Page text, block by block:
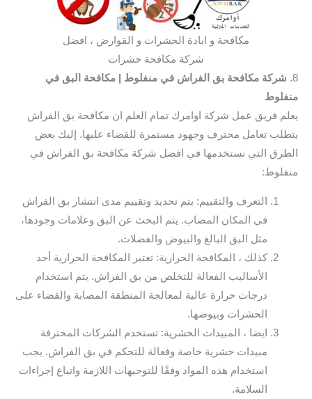
مكافحة و ابادة الحشرات و القوارض ، افضل
شركة مكافحة حشرات
8. شركة مكافحة بق الفراش في منفلوط
| مكافحة البق في
منفلوط
يعلم فريق عمل شركة اوامرك تمام العلم ان مكافحة بق الفراش
يتطلب تعامل محترف وجهود مستمرة للقضاء عليها. إليك بعض
الطرق التي نستخدمها في افضل شركة مكافحة بق الفراش في
منفلوط:
التعرف والتقييم: يتم تحديد وتقييم مدى انتشار بق الفراش
في المكان المصاب. يتم البحث عن البق وعلامات وجودها،
مثل البق البالغ والبيوض والفضلات.
كذلك ، المكافحة الحرارية: تعتبر المكافحة الحرارية أحد
الأساليب الفعالة للتخلص من بق الفراش. يتم استخدام
درجات حرارة عالية لمعالجة المنطقة المصابة والقضاء على
الحشرات وبيوضها.
ايضا ، المبيدات الحشرية: تستخدم الشركات المحترفة
مبيدات حشرية خاصة وفعالة للتحكم في بق الفراش. يجب
استخدام هذه المواد وفقًا للتوجيهات اللازمة واتباع إجراءات
السلامة.